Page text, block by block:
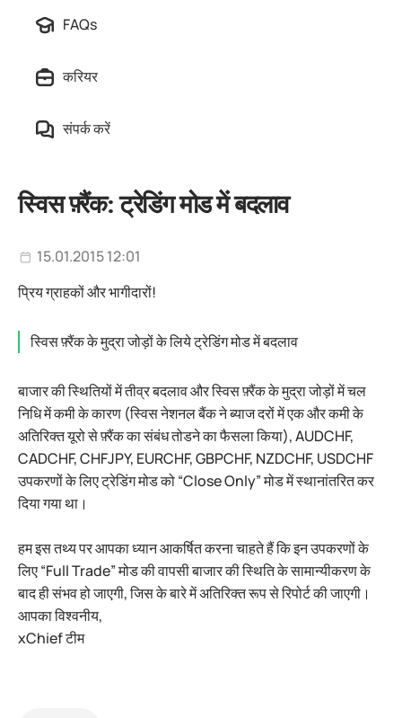
FAQs
करियर
संपर्क करें
स्विस फ़्रैंक: ट्रेडिंग मोड में बदलाव
15.01.2015 12:01
प्रिय ग्राहकों और भागीदारों!
स्विस फ़्रैंक के मुद्रा जोड़ों के लिये ट्रेडिंग मोड में बदलाव
बाजार की स्थितियों में तीव्र बदलाव और स्विस फ़्रैंक के मुद्रा जोड़ों में चल
निधि में कमी के कारण (स्विस नेशनल बैंक ने ब्याज दरों में एक और कमी के
अतिरिक्त यूरो से फ़्रैंक का संबंध तोडने का फैसला किया), AUDCHF,
CADCHF, CHFJPY, EURCHF, GBPCHF, NZDCHF, USDCHF
उपकरणों के लिए ट्रेडिंग मोड को “Close Only” मोड में स्थानांतरित कर
दिया गया था।
हम इस तथ्य पर आपका ध्यान आकर्षित करना चाहते हैं कि इन उपकरणों के
लिए “Full Trade” मोड की वापसी बाजार की स्थिति के सामान्यीकरण के
बाद ही संभव हो जाएगी, जिस के बारे में अतिरिक्त रूप से रिपोर्ट की जाएगी।
आपका विश्वनीय,
xChief टीम